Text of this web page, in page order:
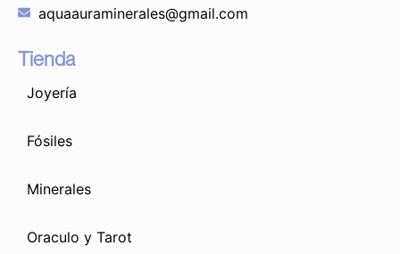
aquaauraminerales@gmail.com
Tienda
Joyería
Fósiles
Minerales
Oraculo y Tarot